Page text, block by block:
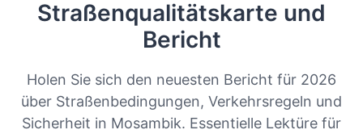
Straßenqualitätskarte und
Bericht
Holen Sie sich den neuesten Bericht für 2026
über Straßenbedingungen, Verkehrsregeln und
Sicherheit in Mosambik. Essentielle Lektüre für